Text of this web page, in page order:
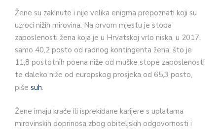
Žene su zakinute i nije velika eni­gma prepoznati koji su
uzroci nižih mirovina. Na prvom mjestu je stopa
zaposlenosti žena koja je u Hrvatskoj vrlo niska, u 2017.
samo 40,2 posto od radnog kontingenta žena, što je
11,8 postotnih poena niže od muške stope zaposlenosti
te daleko niže od europskog prosjeka od 65,3 posto,
piše suh.
Žene imaju kraće ili isprekidane karijere s uplatama
mirovinskih doprinosa zbog obiteljskih odgovor­nosti i